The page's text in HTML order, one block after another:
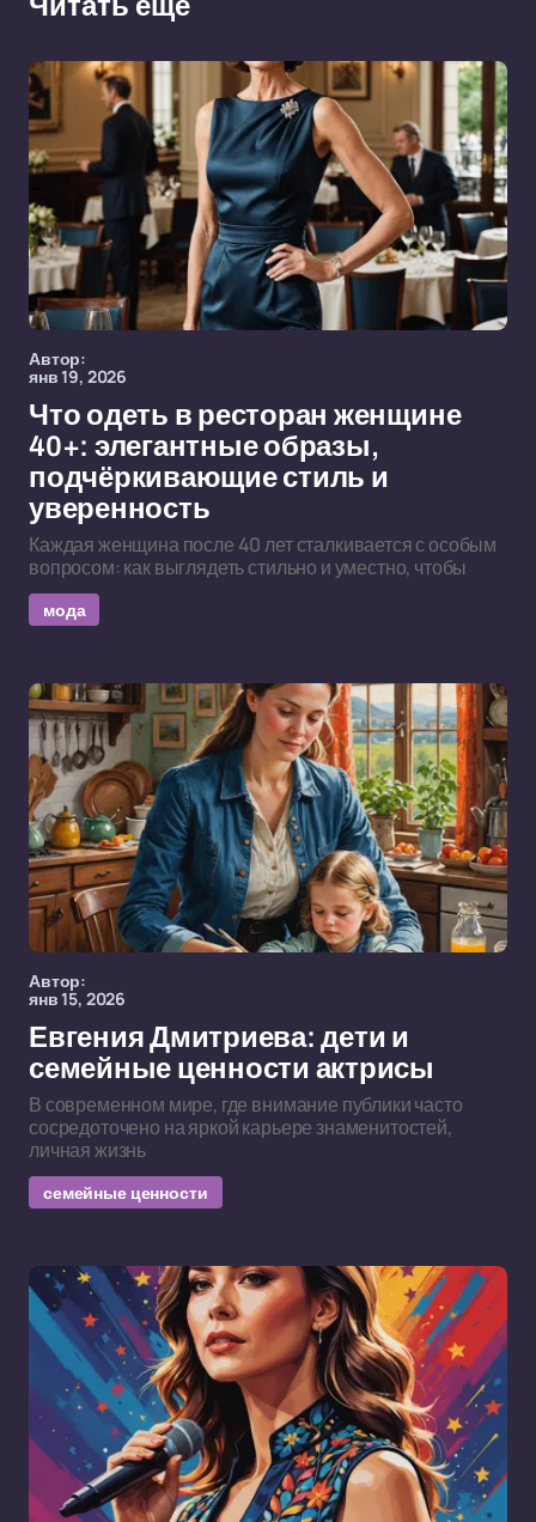
Автор:
янв 19, 2026
Что одеть в ресторан женщине
40+: элегантные образы,
подчёркивающие стиль и
уверенность
Каждая женщина после 40 лет сталкивается с особым
вопросом: как выглядеть стильно и уместно, чтобы
мода
Автор:
янв 15, 2026
Евгения Дмитриева: дети и
семейные ценности актрисы
В современном мире, где внимание публики часто
сосредоточено на яркой карьере знаменитостей,
личная жизнь
семейные ценности